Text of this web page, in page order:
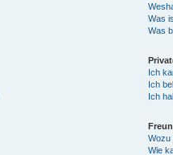
Was
Was
Ich
Ich
Ich
Wozu
Wie